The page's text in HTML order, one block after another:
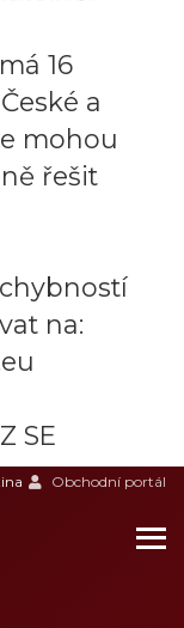
16
a
mohou
řešit
na:
SE
Obchodní portál